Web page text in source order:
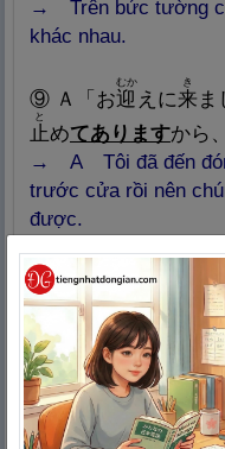
→ Trên bức tường
khác nhau.
⑨ Ａ「お迎
むか
えに来
き
ま
止
と
めてありますから
→ A Tôi đã đến
trước cửa rồi nên
được.
→ B: Thế thì tốt
⑩ Ａ「旅
Nghĩa: Du lịch, cuộc hành trình,
行
HÀNH, HẠNH, HÀNG,
HẠNG
りょこう
は来 週
らいしゅう
ますか。 」
→A: Tuần sau là đi
xong hết chưa?